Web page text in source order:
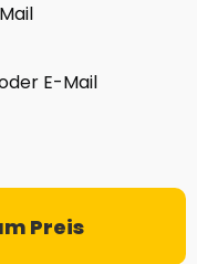
E-Mail
Preis